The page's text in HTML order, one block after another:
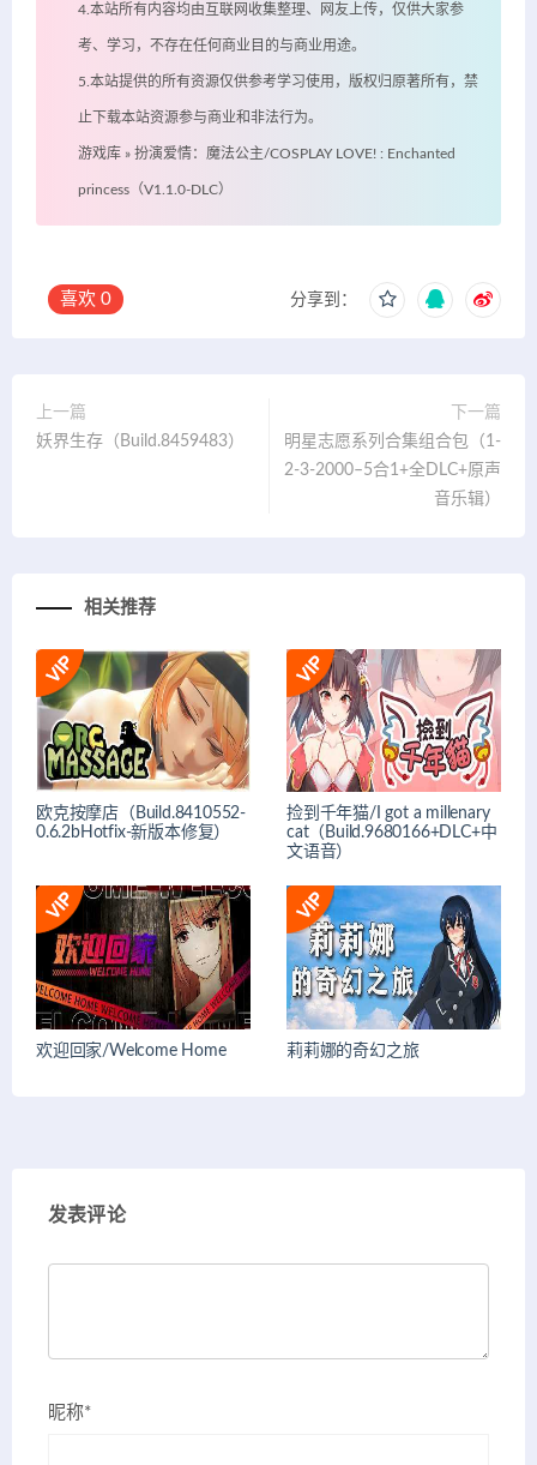
4.本站所有内容均由互联网收集整理、网友上传，仅供大家参
考、学习，不存在任何商业目的与商业用途。
5.本站提供的所有资源仅供参考学习使用，版权归原著所有，禁
止下载本站资源参与商业和非法行为。
游戏库 » 扮演爱情：魔法公主/COSPLAY LOVE! : Enchanted
princess（V1.1.0-DLC）
喜欢 0 分享到：
上一篇
妖界生存（Build.8459483）
下一篇
明星志愿系列合集组合包（1-
2-3-2000–5合1+全DLC+原声
音乐辑）
相关推荐
欧克按摩店（Build.8410552-
0.6.2bHotfix-新版本修复）
捡到千年猫/I got a millenary
cat（Build.9680166+DLC+中
文语音）
欢迎回家/Welcome Home 莉莉娜的奇幻之旅
发表评论
昵称*